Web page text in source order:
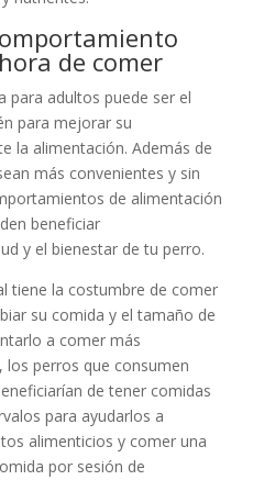
de comer
para adultos puede ser el
para mejorar su
la alimentación. Además de
más convenientes y sin
de alimentación
beneficiar
y el bienestar de tu perro.
tiene la costumbre de comer
su comida y el tamaño de
a comer más
perros que consumen
de tener comidas
para ayudarlos a
alimenticios y comer una
por sesión de